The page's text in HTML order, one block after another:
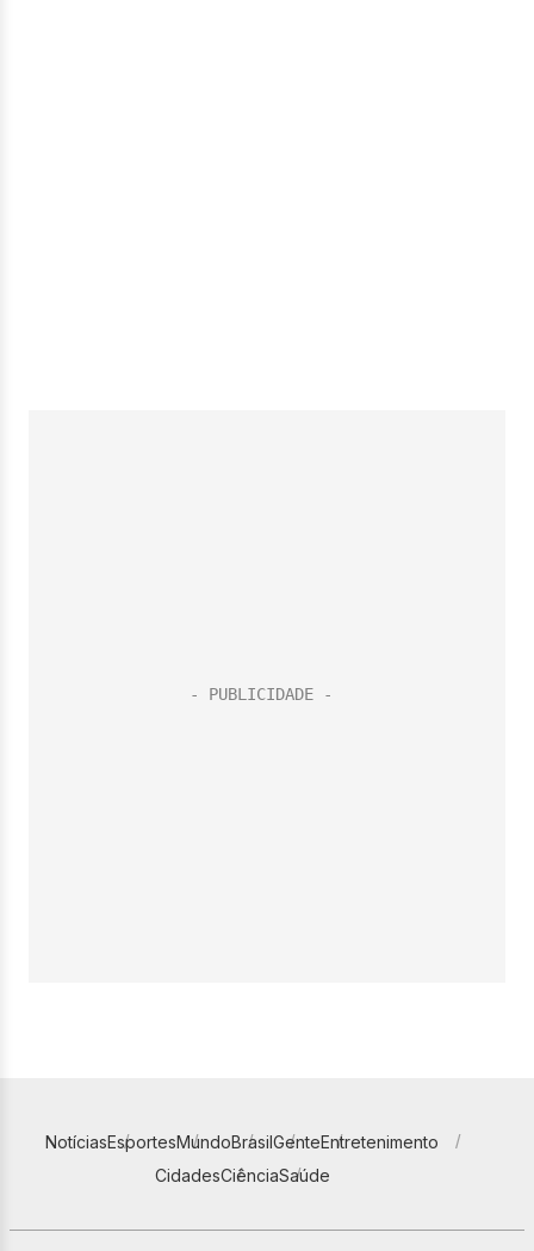
NotíciasEsportesMundoBrasilGenteEntretenimento
CidadesCiênciaSaúde